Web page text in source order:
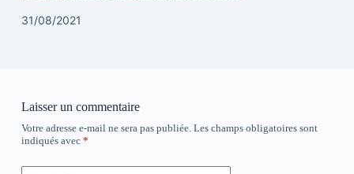
31/08/2021
Laisser un commentaire
Votre adresse e-mail ne sera pas publiée. Les champs obligatoires sont
indiqués avec *